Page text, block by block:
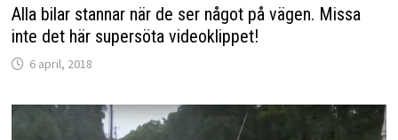
Alla bilar stannar när de ser något på vägen. Missa
inte det här supersöta videoklippet!
6 april, 2018